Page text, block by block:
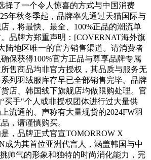
择了一个令人惊喜的方式与中国消费
年秋冬季起，品牌率先通过天猫国际与
，将最快、最全、100%正品的潮流单
品牌方郑重声明：[COVERNAT海外旗
陆地区唯一的官方销售渠道。请消费者
保获得100%官方正品与尊享品牌专属
售商品均非官方授权，其品质与服务无
列羽绒服库存早已全部销售完毕。品牌
店、韩国线下旗舰店均做限购处理。官
买手"个人或非授权团体进行过大量供
流通的、声称有大量现货的2024FW羽
，请谨慎购买。
，品牌正式官宣TOMORROW X
成为其首位亚洲代言人，涵盖韩国与中
帅气的形象和独特的时尚消化能力，完